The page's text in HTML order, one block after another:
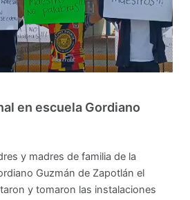
en escuela Gordiano
y madres de familia de la
Guzmán de Zapotlán el
y tomaron las instalaciones